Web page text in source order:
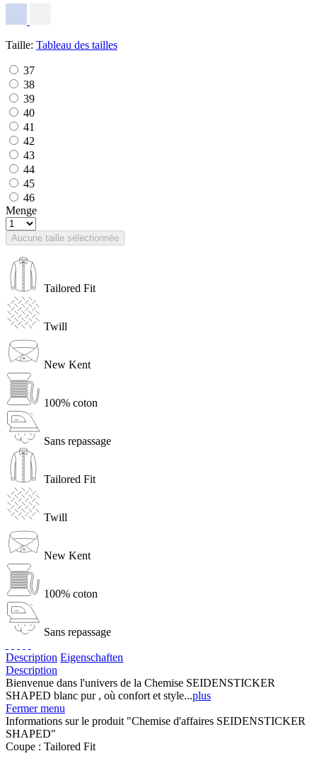
Taille: Tableau des tailles
37
38
39
40
41
42
43
44
45
46
Menge
Aucune taille sélectionnée
Tailored Fit
Twill
New Kent
100% coton
Sans repassage
Tailored Fit
Twill
New Kent
100% coton
Sans repassage
Description Eigenschaften
Description
Bienvenue dans l'univers de la Chemise SEIDENSTICKER
SHAPED blanc pur , où confort et style...plus
Fermer menu
Informations sur le produit "Chemise d'affaires SEIDENSTICKER
SHAPED"
Coupe : Tailored Fit